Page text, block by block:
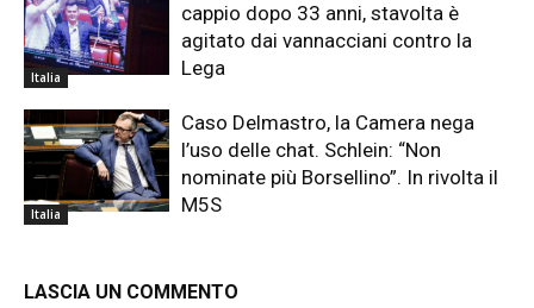
Italia
cappio dopo 33 anni, stavolta è
agitato dai vannacciani contro la
Lega
Italia
Caso Delmastro, la Camera nega
l’uso delle chat. Schlein: “Non
nominate più Borsellino”. In rivolta il
M5S
LASCIA UN COMMENTO